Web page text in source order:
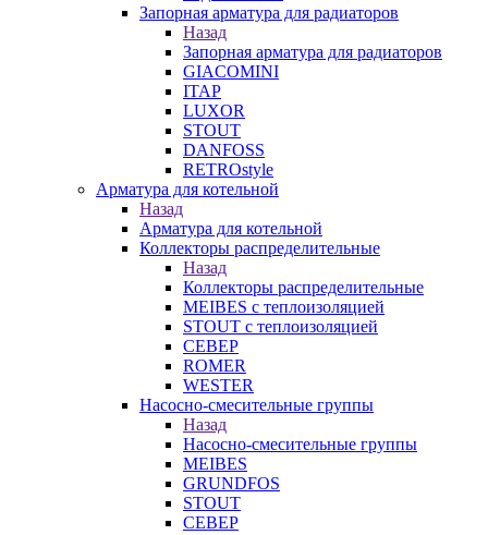
Запорная арматура для радиаторов
Назад
Запорная арматура для радиаторов
GIACOMINI
ITAP
LUXOR
STOUT
DANFOSS
RETROstyle
Арматура для котельной
Назад
Арматура для котельной
Коллекторы распределительные
Назад
Коллекторы распределительные
MEIBES с теплоизоляцией
STOUT с теплоизоляцией
СЕВЕР
ROMER
WESTER
Насосно-смесительные группы
Назад
Насосно-смесительные группы
MEIBES
GRUNDFOS
STOUT
СЕВЕР